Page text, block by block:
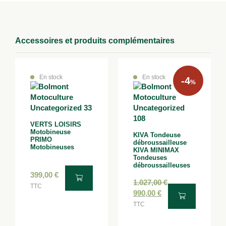
Accessoires et produits complémentaires
En stock
VERTS LOISIRS
Motobineuse
PRIMO
Motobineuses
399,00 €
TTC
En stock
KIVA Tondeuse
débroussailleuse
KIVA MINIMAX
Tondeuses
débroussailleuses
1.027,00€
990,00 €
TTC
-4%